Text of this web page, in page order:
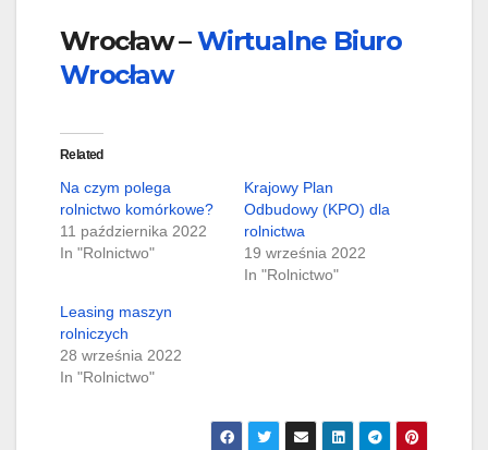
Wrocław –Wirtualne Biuro
Wrocław
Related
Na czym polega
rolnictwo komórkowe?
11 października 2022
In "Rolnictwo"
Krajowy Plan
Odbudowy (KPO) dla
rolnictwa
19 września 2022
In "Rolnictwo"
Leasing maszyn
rolniczych
28 września 2022
In "Rolnictwo"